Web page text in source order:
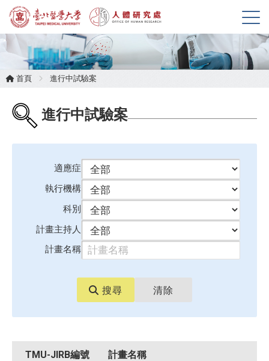
展
開
選
單
首頁 進行中試驗案
進行中試驗案
適應症
執行機構
科別
計畫主持人
計畫名稱
搜尋 清除
TMU-JIRB編號 計畫名稱